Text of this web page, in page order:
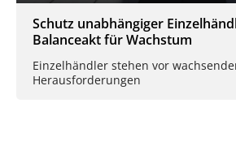
Schutz unabhängiger
Balanceakt für Wachstum
Einzelhändler stehen vor
Herausforderungen